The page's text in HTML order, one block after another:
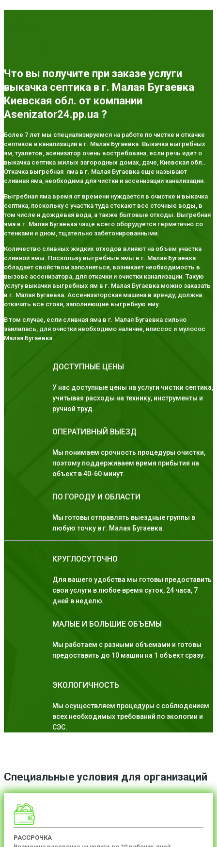
Что вы получите при заказе услуги
выкачка септика в г. Малая Бугаевка
Киевская обл. от компании
Asenizator24.pp.ua ?
Более 7 лет мы специализируемся на работе по чистке и откачке
септиков и канализаций в г. Малая Бугаевка. Выкачка выгребных
ям, туалетов, асенизатор очень востребована, если речь идет о
выкачка септика жилых загородных домах, даче, Киевская обл..
Откачка выгребная яма в г. Малая Бугаевка еще называют
сливная яма, необходима для чистки и ассенизации канализации.
Выгребная яма время от времени нуждается в очистке и выкачка
септика, поскольку с участка туда стекают все сточные воды, в
том числе и дождевая вода, а также бытовые отходы. Выгребная
яма в г. Малая Бугаевка чаще всего оборудуется герметично со
стенками и дном, тщательно забетонированными.
Количество сливных жидких отходов влияют на объем участка
сливной ямы. Поскольку выгребные ямы в г. Малая Бугаевка
обладает свойством заполняться, возникает необходимость в
вызове ассенизатора, для откачки и очистки канализации. Такую
услугу выкачки выгребных ям в г. Малая Бугаевка можно заказать
в г. Малая Бугаевка. Ассенизаторская машина в аренду, должна
откачать все стоки, заполняющие выгребную яму.
В том случае, если сливная яма в г. Малая Бугаевка сильно
заилилась, для очистки необходимо наличие, илиссос и мулосос
Малая Бугаевка .
ДОСТУПНЫЕ ЦЕНЫ
У нас доступные цены на услуги чистки септика,
учитывая расходы на технику, инструменты и
ручной труд.
ОПЕРАТИВНЫЙ ВЫЕЗД
Мы понимаем срочность процедуры очистки,
поэтому поддерживаем время прибытия на
объект в 40-60 минут.
ПО ГОРОДУ И ОБЛАСТИ
Мы готовы отправлять выездные группы в
любую точку в г. Малая Бугаевка.
КРУГЛОСУТОЧНО
Для вашего удобства мы готовы предоставить
свои услуги в любое время суток, 24 часа, 7
дней в неделю.
МАЛЫЕ И БОЛЬШИЕ ОБЪЕМЫ
Мы работаем с разными объемами и готовы
предоставить до 10 машин на 1 объект сразу.
ЭКОЛОГИЧНОСТЬ
Мы осуществляем процедуры с соблюдением
всех необходимых требований по экологии и
СЭС.
Специальные условия для организаций
РАССРОЧКА